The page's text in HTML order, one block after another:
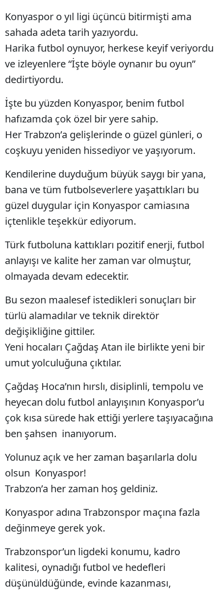
Gaziantep
Giresun
Hakkari
Hatay
Isparta
Mersin
İstanbul
İzmir
Kastamonu
Kırşehir
Konya
Malatya
Manisa
Muş
Nevşehir
Ordu
Rize
Sakarya
Konyaspor o yıl ligi üçüncü bitirmişti ama
sahada adeta tarih yazıyordu.
Harika futbol oynuyor, herkese keyif veriyordu
ve izleyenlere “İşte böyle oynanır bu oyun”
dedirtiyordu.
İşte bu yüzden Konyaspor, benim futbol
hafızamda çok özel bir yere sahip.
Her Trabzon’a gelişlerinde o güzel günleri, o
coşkuyu yeniden hissediyor ve yaşıyorum.
Kendilerine duyduğum büyük saygı bir yana,
bana ve tüm futbolseverlere yaşattıkları bu
güzel duygular için Konyaspor camiasına
içtenlikle teşekkür ediyorum.
Türk futboluna kattıkları pozitif enerji, futbol
anlayışı ve kalite her zaman var olmuştur,
olmayada devam edecektir.
Bu sezon maalesef istedikleri sonuçları bir
türlü alamadılar ve teknik direktör
değişikliğine gittiler.
Yeni hocaları Çağdaş Atan ile birlikte yeni bir
umut yolculuğuna çıktılar.
Çağdaş Hoca’nın hırslı, disiplinli, tempolu ve
heyecan dolu futbol anlayışının Konyaspor’u
çok kısa sürede hak ettiği yerlere taşıyacağına
ben şahsen inanıyorum.
Yolunuz açık ve her zaman başarılarla dolu
olsun Konyaspor!
Trabzon’a her zaman hoş geldiniz.
Konyaspor adına Trabzonspor maçına fazla
değinmeye gerek yok.
Trabzonspor’un ligdeki konumu, kadro
kalitesi, oynadığı futbol ve hedefleri
düşünüldüğünde, evinde kazanması,